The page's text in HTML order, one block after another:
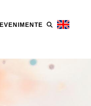
EVENIMENTE